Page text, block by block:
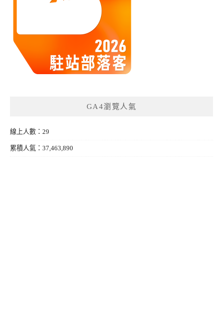
GA4瀏覽人氣
線上人數：29
累積人氣：37,463,890